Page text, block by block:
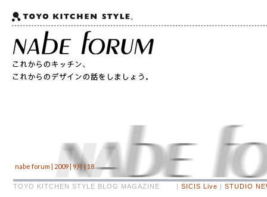
nabe forum | 2009 | 9月 | 18
TOYO KITCHEN STYLE BLOG MAGAZINE | SICIS Live | STUDIO